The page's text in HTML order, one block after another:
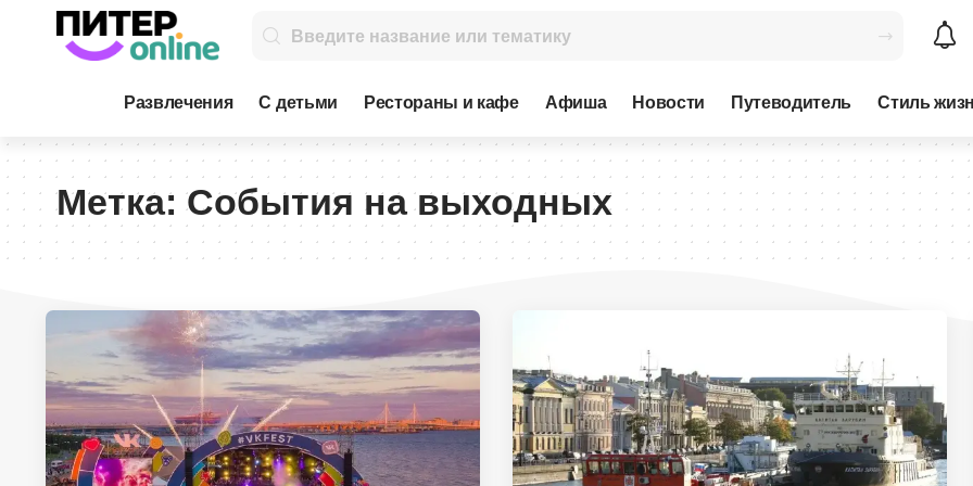
Развлечения С детьми Рестораны и кафе Афиша Новости Путеводитель Стиль
Метка:События на выходных